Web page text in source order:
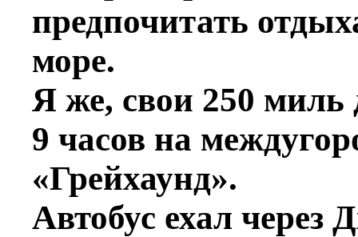
предпочитать
море.
Я же, свои 250 миль
9 часов на
«Грейхаунд».
Автобус ехал через